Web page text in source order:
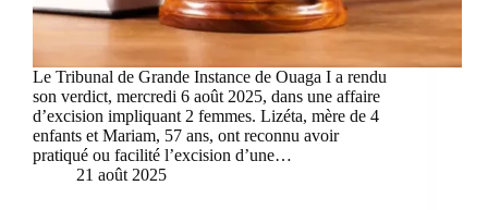
Le Tribunal de Grande Instance de Ouaga I a rendu
son verdict, mercredi 6 août 2025, dans une affaire
d’excision impliquant 2 femmes. Lizéta, mère de 4
enfants et Mariam, 57 ans, ont reconnu avoir
pratiqué ou facilité l’excision d’une…
21 août 2025